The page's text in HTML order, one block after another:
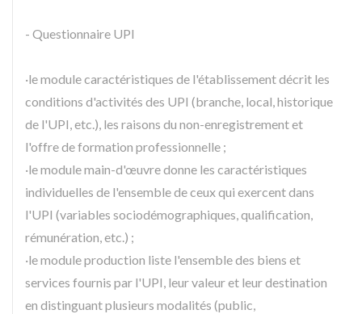
- Questionnaire UPI
·le module caractéristiques de l'établissement décrit les
conditions d'activités des UPI (branche, local, historique
de l'UPI, etc.), les raisons du non-enregistrement et
l'offre de formation professionnelle ;
·le module main-d'œuvre donne les caractéristiques
individuelles de l'ensemble de ceux qui exercent dans
l'UPI (variables sociodémographiques, qualification,
rémunération, etc.) ;
·le module production liste l'ensemble des biens et
services fournis par l'UPI, leur valeur et leur destination
en distinguant plusieurs modalités (public,